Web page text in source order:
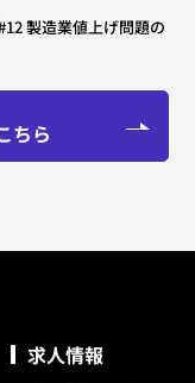
製造業値上げ問題の
ちら
求人情報